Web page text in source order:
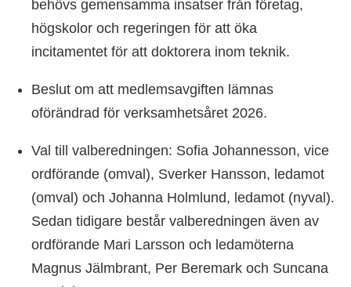
behövs gemensamma insatser från företag,
högskolor och regeringen för att öka
incitamentet för att doktorera inom teknik.
Beslut om att medlemsavgiften lämnas
oförändrad för verksamhetsåret 2026.
Val till valberedningen: Sofia Johannesson, vice
ordförande (omval), Sverker Hansson, ledamot
(omval) och Johanna Holmlund, ledamot (nyval).
Sedan tidigare består valberedningen även av
ordförande Mari Larsson och ledamöterna
Magnus Jälmbrant, Per Beremark och Suncana